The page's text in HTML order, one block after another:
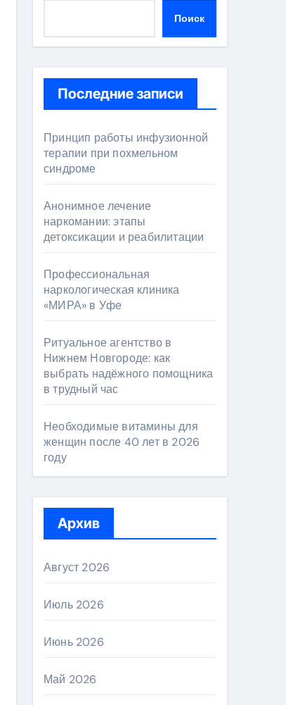
Поиск
Последние записи
Принцип работы инфузионной
терапии при похмельном
синдроме
Анонимное лечение
наркомании: этапы
детоксикации и реабилитации
Профессиональная
наркологическая клиника
«МИРА» в Уфе
Ритуальное агентство в
Нижнем Новгороде: как
выбрать надёжного помощника
в трудный час
Необходимые витамины для
женщин после 40 лет в 2026
году
Архив
Август 2026
Июль 2026
Июнь 2026
Май 2026